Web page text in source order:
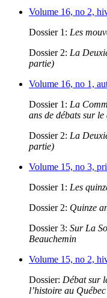
Volume 16, no 2,
Dossier 1: Les
Dossier 2: La
partie)
Volume 16, no 1,
Dossier 1: La
ans de débats sur
Dossier 2: La
partie)
Volume 15, no 3,
Dossier 1: Les
Dossier 2: Quinze
Dossier 3: Sur La
Beauchemin
Volume 15, no 2,
Dossier: Débat sur
l’histoire au Québec